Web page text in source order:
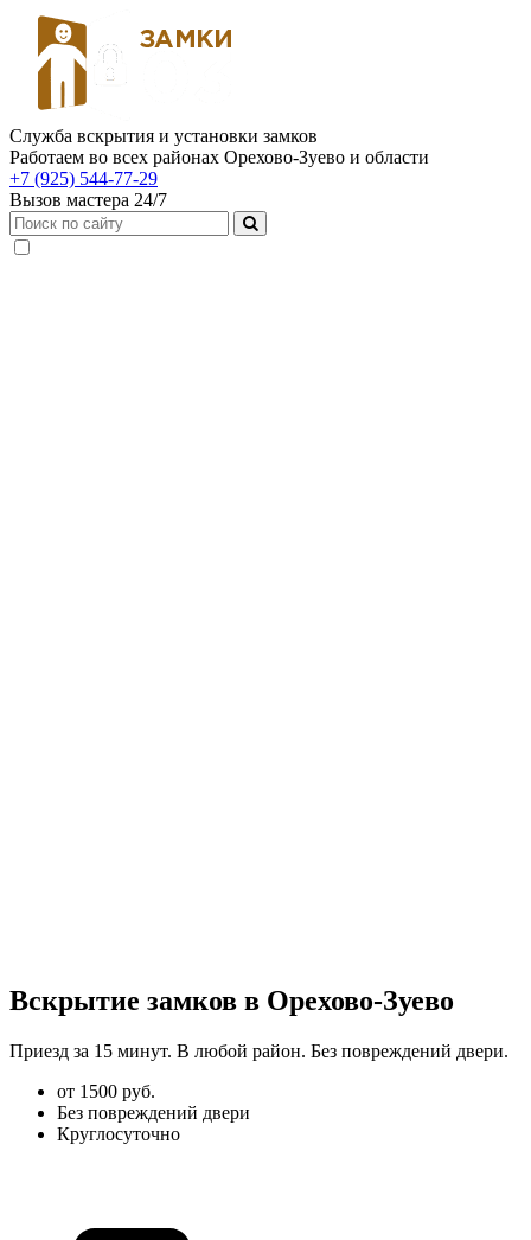
Служба вскрытия и установки замков
Работаем во всех районах Орехово-Зуево и области
+7 (925) 544-77-29
Вызов мастера 24/7
Вскрытие замков в Орехово-Зуево
Приезд за 15 минут. В любой район. Без повреждений двери.
от 1500 руб.
Без повреждений двери
Круглосуточно